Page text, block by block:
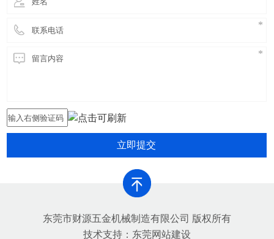
立即提交
东莞市财源五金机械制造有限公司 版权所有
技术支持： 东莞网站建设